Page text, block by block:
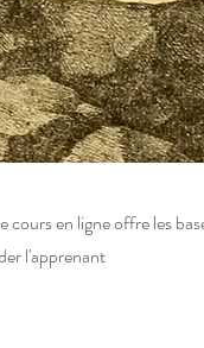
en ligne offre les
l'apprenant